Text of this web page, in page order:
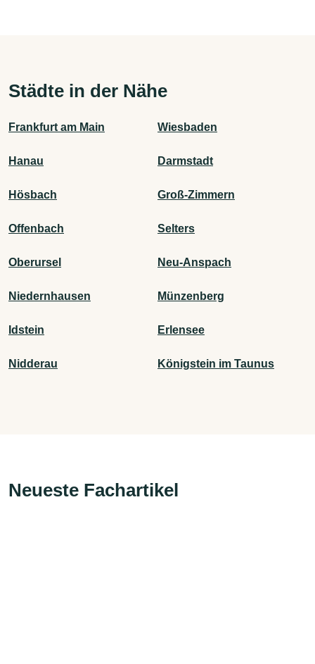
Städte in der Nähe
Frankfurt am Main Wiesbaden
Hanau Darmstadt
Hösbach Groß-Zimmern
Offenbach Selters
Oberursel Neu-Anspach
Niedernhausen Münzenberg
Idstein Erlensee
Nidderau Königstein im Taunus
Neueste Fachartikel